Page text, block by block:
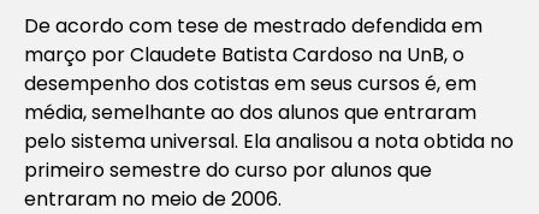
De acordo com tese de mestrado defendida em
março por Claudete Batista Cardoso na UnB, o
desempenho dos cotistas em seus cursos é, em
média, semelhante ao dos alunos que entraram
pelo sistema universal. Ela analisou a nota obtida no
primeiro semestre do curso por alunos que
entraram no meio de 2006.